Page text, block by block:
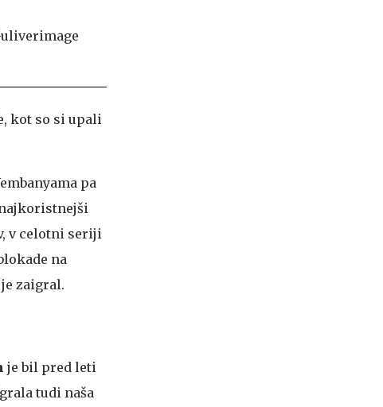
kot so si upali
pa
v celotni seriji
na
zaigral.
je bil pred leti
tudi naša